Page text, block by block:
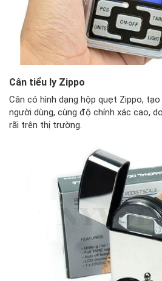
Cân tiểu ly Zippo
Cân có hình dạng hộp quẹt Zippo,
người dùng, cùng độ chính xác cao,
rãi trên thị trường.